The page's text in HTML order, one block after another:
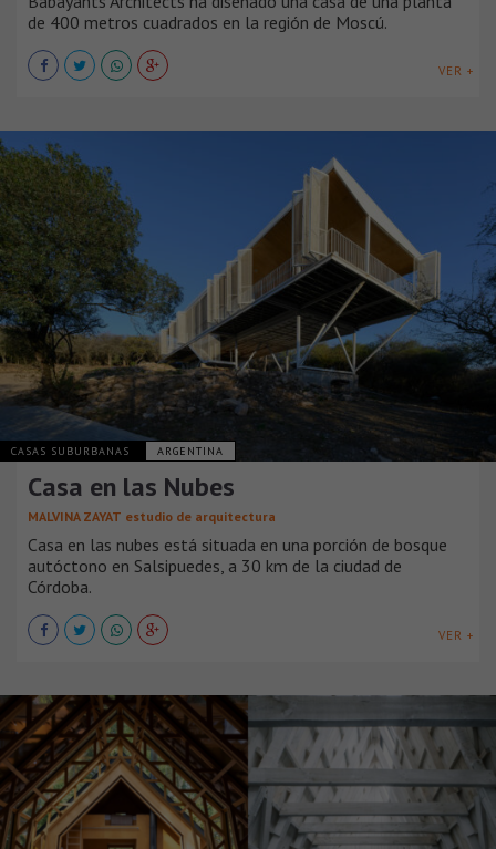
de 400 metros cuadrados en la región de Moscú.
VER +
CASAS SUBURBANAS ARGENTINA
Casa en las Nubes
MALVINA ZAYAT estudio de arquitectura
Casa en las nubes está situada en una porción de bosque
autóctono en Salsipuedes, a 30 km de la ciudad de
Córdoba.
VER +